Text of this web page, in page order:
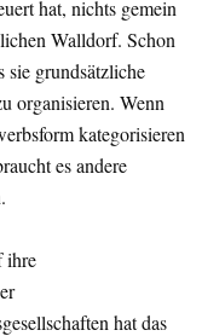
hat, nichts gemein
Walldorf. Schon
sie grundsätzliche
organisieren. Wenn
kategorisieren
es andere
ihre
hat das